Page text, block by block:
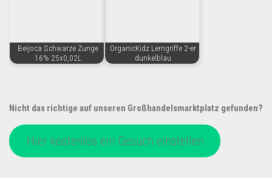
Beijoca Schwarze Zunge
16% 25x0,02L
OrganicKidz Lerngriffe 2-er
dunkelblau
Nicht das richtige auf unseren Großhandelsmarktplatz gefunden?
Hier kostenlos ein Gesuch einstellen